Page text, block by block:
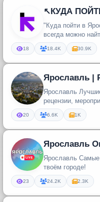
↖️КУДА
"Куда пойти в
всегда можно
города д...
18 18.4K 30.9K
Ярославль |
Ярославль
рецензии,
20 6.6K 1K
Ярославль
Ярославль Самые
твоём городе!
23 24.2K 2.3K